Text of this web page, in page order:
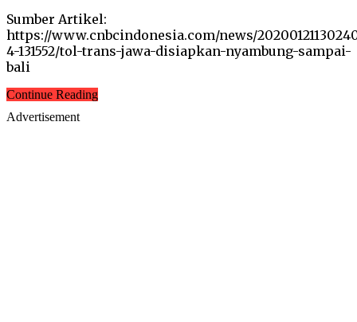
Sumber Artikel:
https://www.cnbcindonesia.com/news/
4-131552/tol-trans-jawa-disiapkan-nyambung-sampai-
bali
Continue Reading
Advertisement